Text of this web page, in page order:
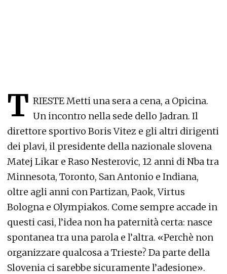
T RIESTEMetti una sera a cena, a Opicina.
Un incontro nella sede dello Jadran. Il
direttore sportivo Boris Vitez e gli altri dirigenti
dei plavi, il presidente della nazionale slovena
Matej Likar e Raso Nesterovic, 12 anni di Nba tra
Minnesota, Toronto, San Antonio e Indiana,
oltre agli anni con Partizan, Paok, Virtus
Bologna e Olympiakos. Come sempre accade in
questi casi, l’idea non ha paternità certa: nasce
spontanea tra una parola e l’altra. «Perchè non
organizzare qualcosa a Trieste? Da parte della
Slovenia ci sarebbe sicuramente l’adesione».